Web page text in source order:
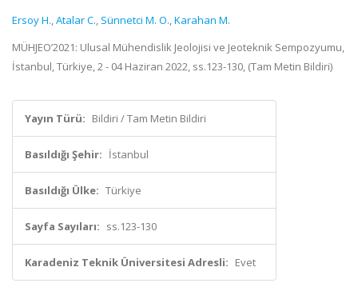
Ersoy H.,Atalar C., Sünnetci M. O.,Karahan M.
MÜHJEO’2021: Ulusal Mühendislik Jeolojisi ve Jeoteknik Sempozyumu,
İstanbul, Türkiye, 2 - 04 Haziran 2022, ss.123-130, (Tam Metin Bildiri)
Yayın Türü: Bildiri / Tam Metin Bildiri
Basıldığı Şehir: İstanbul
Basıldığı Ülke: Türkiye
Sayfa Sayıları: ss.123-130
Karadeniz Teknik Üniversitesi Adresli: Evet